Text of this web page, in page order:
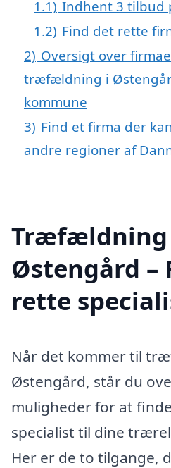
1.1) Indhent 3
1.2) Find det rette
2) Oversigt over
træfældning i
kommune
3) Find et firma der
andre regioner af
Træfældning
Østengård –
rette
Når det kommer til
Østengård, står du
muligheder for at
specialist til dine
Her er de to tilgange,